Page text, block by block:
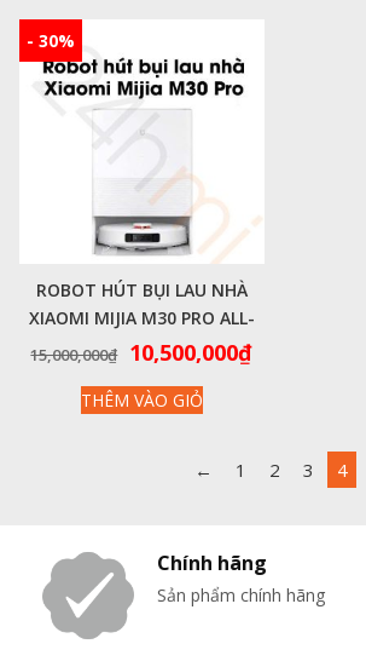
- 30%
ROBOT HÚT BỤI LAU NHÀ
XIAOMI MIJIA M30 PRO ALL-
IN-ONE – HÀNG CHÍNH HÃNG
15,000,000₫ Giá
gốc
là:
10,500,000₫Giá
10,500,000₫.
THÊM VÀO GIỎ
← 1 2 3 4
Chính hãng
Sản phẩm chính hãng